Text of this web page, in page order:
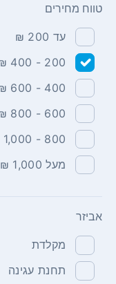
טווח מחירים
עד 200 ₪
200 - 400 ₪
400 - 600 ₪
600 - 800 ₪
800 - 1,000 ₪
מעל 1,000 ₪
אביזר
מקלדת
תחנת עגינה